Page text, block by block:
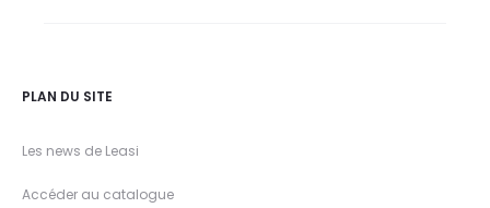
PLAN DU SITE
Les news de Leasi
Accéder au catalogue